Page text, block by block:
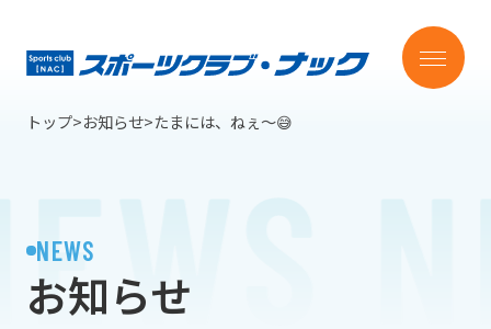
レッスン紹介
トップ お知らせ たまには、ねぇ〜😅
NEWS
お知らせ